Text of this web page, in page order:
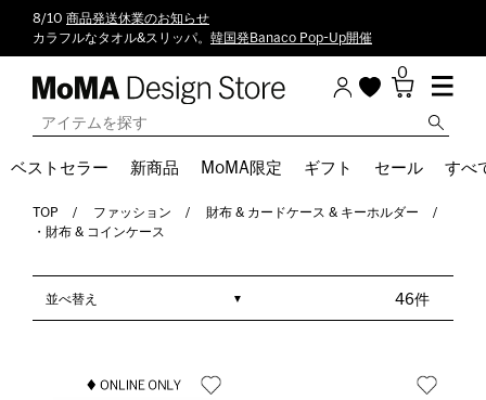
8/10 商品発送休業のお知らせ
カラフルなタオル&スリッパ。 韓国発Banaco Pop-Up開催
0
ベストセラー 新商品 MoMA限定 ギフト セール すべ
TOP ファッション
財布 & カードケース & キーホルダー
・財布 & コインケース
46件
並べ替え